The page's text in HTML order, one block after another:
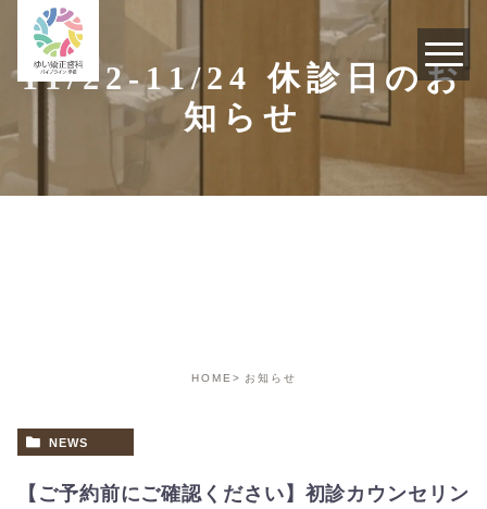
11/22-11/24 休診日のお
知らせ
HOME お知らせ
NEWS
【ご予約前にご確認ください】初診カウンセリン